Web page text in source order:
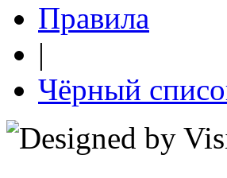
Правила
|
Чёрный